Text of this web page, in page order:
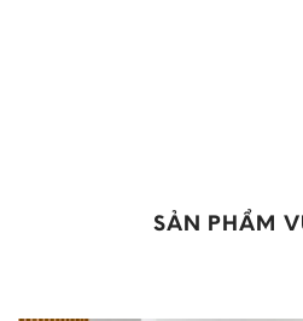
SẢN PHẨM